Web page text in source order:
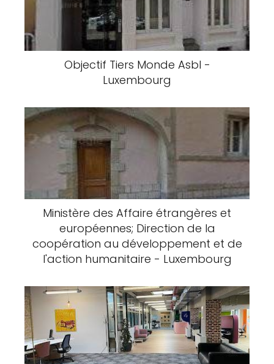
Objectif Tiers Monde Asbl -
Luxembourg
Ministère des Affaire étrangères et
européennes; Direction de la
coopération au développement et de
l'action humanitaire - Luxembourg